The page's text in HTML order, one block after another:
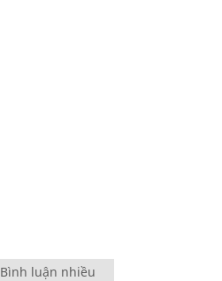
Bình luận nhiều